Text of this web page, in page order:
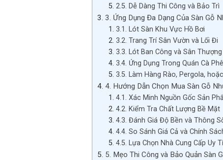
2.5. Dễ Dàng Thi Công và Bảo Trì
3. Ứng Dụng Đa Dạng Của Sàn Gỗ
3.1. Lót Sàn Khu Vực Hồ Bơi
3.2. Trang Trí Sân Vườn và Lối Đi
3.3. Lót Ban Công và Sân Thượng
3.4. Ứng Dụng Trong Quán Cà
3.5. Làm Hàng Rào, Pergola,
4. Hướng Dẫn Chọn Mua Sàn Gỗ
4.1. Xác Minh Nguồn Gốc Sản
4.2. Kiểm Tra Chất Lượng Bề Mặt
4.3. Đánh Giá Độ Bền và Thông
4.4. So Sánh Giá Cả và Chính
4.5. Lựa Chọn Nhà Cung Cấp Uy
5. Mẹo Thi Công và Bảo Quản Sàn